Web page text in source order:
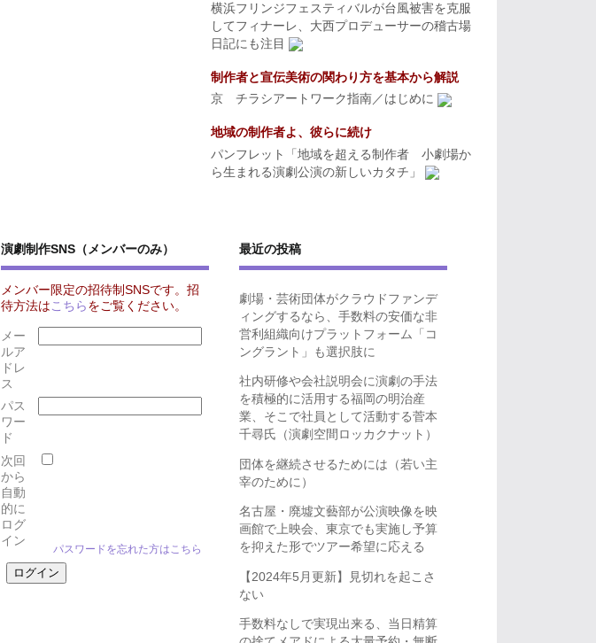
横浜フリンジフェスティバルが台風被害を克服
してフィナーレ、大西プロデューサーの稽古場
日記にも注目
制作者と宣伝美術の関わり方を基本から解説
京 チラシアートワーク指南／はじめに
地域の制作者よ、彼らに続け
パンフレット「地域を超える制作者 小劇場か
ら生まれる演劇公演の新しいカタチ」
演劇制作SNS（メンバーのみ）
メンバー限定の招待制SNSです。招
待方法は こちら をご覧ください。
メー
ルア
ドレ
ス
パス
ワー
ド
次回
から
自動
的に
ログ
イン
パスワードを忘れた方はこちら
最近の投稿
劇場・芸術団体がクラウドファンデ
ィングするなら、手数料の安価な非
営利組織向けプラットフォーム「コ
ングラント」も選択肢に
社内研修や会社説明会に演劇の手法
を積極的に活用する福岡の明治産
業、そこで社員として活動する菅本
千尋氏（演劇空間ロッカクナット）
団体を継続させるためには（若い主
宰のために）
名古屋・廃墟文藝部が公演映像を映
画館で上映会、東京でも実施し予算
を抑えた形でツアー希望に応える
【2024年5月更新】見切れを起こさ
ない
手数料なしで実現出来る、当日精算